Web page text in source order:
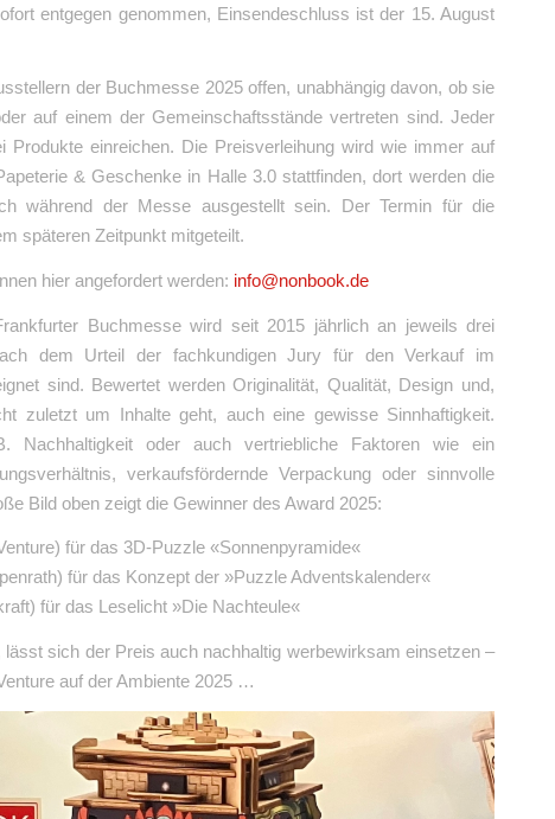
entgegen genommen, Einsendeschluss ist der 15. August
der Buchmesse 2025 offen, unabhängig davon, ob sie
auf einem der Gemeinschaftsstände vertreten sind. Jeder
Produkte einreichen. Die Preisverleihung wird wie immer auf
& Geschenke in Halle 3.0 stattfinden, dort werden die
während der Messe ausgestellt sein. Der Termin für die
späteren Zeitpunkt mitgeteilt.
hier angefordert werden: info@nonbook.de
Buchmesse wird seit 2015 jährlich an jeweils drei
dem Urteil der fachkundigen Jury für den Verkauf im
sind. Bewertet werden Originalität, Qualität, Design und,
zuletzt um Inhalte geht, auch eine gewisse Sinnhaftigkeit.
Nachhaltigkeit oder auch vertriebliche Faktoren wie ein
verkaufsfördernde Verpackung oder sinnvolle
Bild oben zeigt die Gewinner des Award 2025:
für das 3D-Puzzle «Sonnenpyramide«
für das Konzept der »Puzzle Adventskalender«
für das Leselicht »Die Nachteule«
sich der Preis auch nachhaltig werbewirksam einsetzen –
auf der Ambiente 2025 …